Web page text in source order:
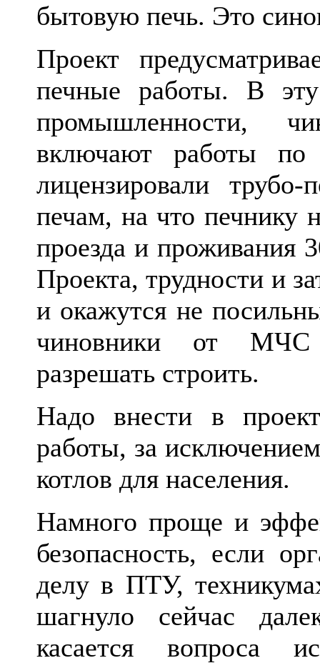
бытовую печь. Это
Проект
печные работы. В
промышленности,
включают работы
лицензировали
печам, на что печнику
проезда и проживания
Проекта, трудности и
и окажутся не
чиновники от МЧС
разрешать строить.
Надо внести в
работы, за
котлов для населения.
Намного проще и
безопасность, если
делу в ПТУ,
шагнуло сейчас
касается вопроса